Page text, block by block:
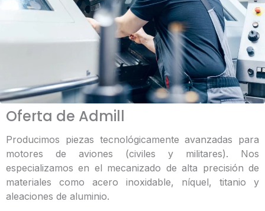
Oferta de Admill
Producimos piezas tecnológicamente avanzadas para
motores de aviones (civiles y militares). Nos
especializamos en el mecanizado de alta precisión de
materiales como acero inoxidable, níquel, titanio y
aleaciones de aluminio.